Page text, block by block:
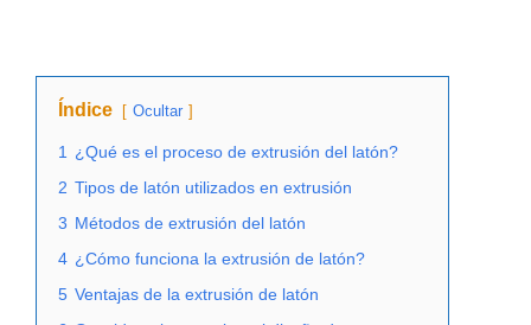
Índice Ocultar
1
¿Qué es el proceso de extrusión del latón?
2 Tipos de latón utilizados en extrusión
3 Métodos de extrusión del latón
4 ¿Cómo funciona la extrusión de latón?
5 Ventajas de la extrusión de latón